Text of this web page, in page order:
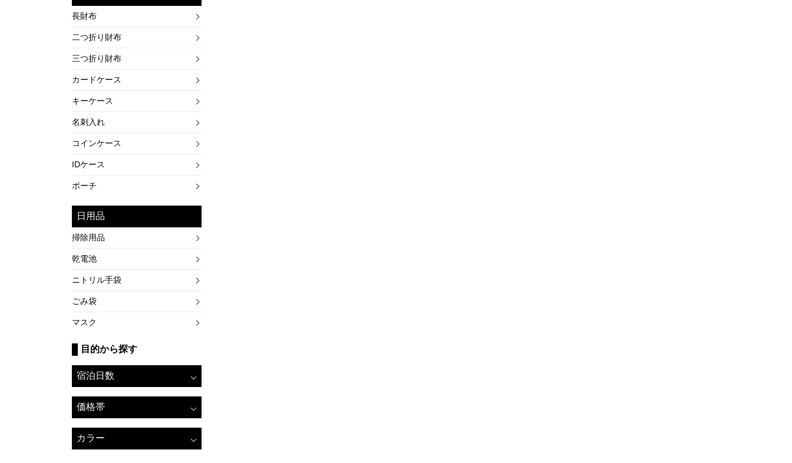
長財布
二つ折り財布
三つ折り財布
カードケース
キーケース
名刺入れ
コインケース
IDケース
ポーチ
日用品
掃除用品
乾電池
ニトリル手袋
ごみ袋
マスク
目的から探す
宿泊日数
価格帯
カラー